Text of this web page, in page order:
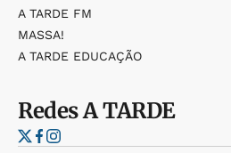
A TARDE FM
MASSA!
A TARDE EDUCAÇÃO
RedesA TARDE